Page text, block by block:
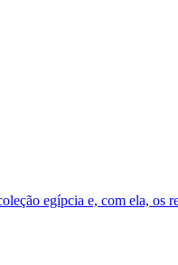
egípcia e, com ela, os